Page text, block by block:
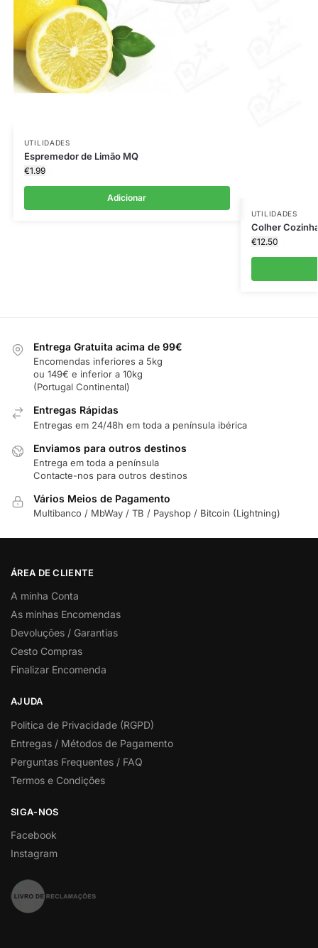
UTILIDADES
Espremedor de Limão MQ
€1.99
Adicionar
UTILIDADES
Colher
€12.50
Entrega Gratuita acima de 99€
Encomendas inferiores a 5kg
ou 149€ e inferior a 10kg
(Portugal Continental)
Entregas Rápidas
Entregas em 24/48h em toda a península ibérica
Enviamos para outros destinos
Entrega em toda a península
Contacte-nos para outros destinos
Vários Meios de Pagamento
Multibanco / MbWay / TB / Payshop / Bitcoin (Lightning)
ÁREA DE CLIENTE
A minha Conta
As minhas Encomendas
Devoluções / Garantias
Cesto Compras
Finalizar Encomenda
AJUDA
Politica de Privacidade (RGPD)
Entregas / Métodos de Pagamento
Perguntas Frequentes / FAQ
Termos e Condições
SIGA-NOS
Facebook
Instagram